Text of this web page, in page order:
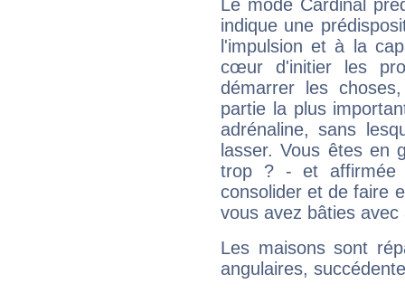
Le mode Cardinal
indique une
l'impulsion et à la
cœur d'initier les
démarrer les
partie la plus
adrénaline, sans
lasser. Vous êtes en
trop ? - et affirmée
consolider et de faire
vous avez bâties avec
Les maisons sont
angulaires,